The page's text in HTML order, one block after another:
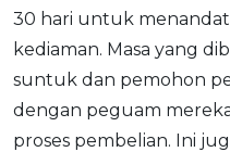
30 hari untuk
kediaman. Masa yang
suntuk dan pemohon
dengan peguam
proses pembelian. Ini